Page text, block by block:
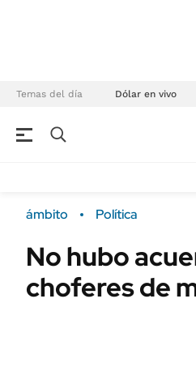
Temas del día Dólar en vivo
Campo
FINANZAS
ámbito Política
No hubo
choferes de